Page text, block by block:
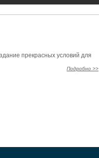
прекрасных условий для
Подробно >>